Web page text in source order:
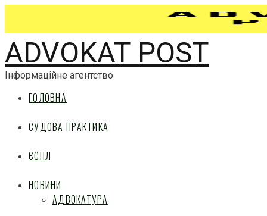
ADVOKAT POST
Інформаційне агентство
ГОЛОВНА
СУДОВА ПРАКТИКА
ЄСПЛ
НОВИНИ
АДВОКАТУРА